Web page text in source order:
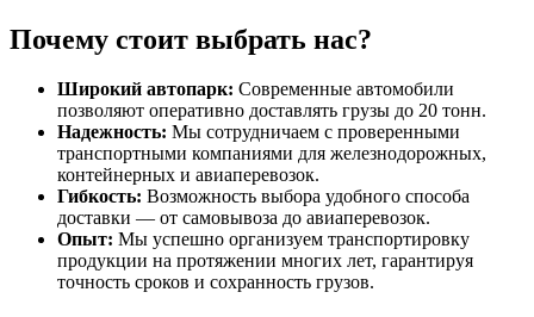
Почему стоит выбрать нас?
Широкий автопарк: Современные автомобили
позволяют оперативно доставлять грузы до 20 тонн.
Надежность: Мы сотрудничаем с проверенными
транспортными компаниями для железнодорожных,
контейнерных и авиаперевозок.
Гибкость: Возможность выбора удобного способа
доставки — от самовывоза до авиаперевозок.
Опыт: Мы успешно организуем транспортировку
продукции на протяжении многих лет, гарантируя
точность сроков и сохранность грузов.